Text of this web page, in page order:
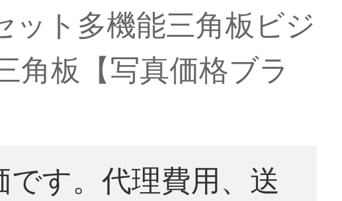
ット多機能三角板ビジ
角板【写真価格ブラ
す。代理費用、送